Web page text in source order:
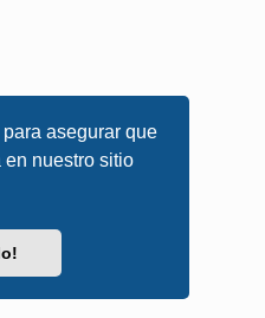
asegurar que
nuestro sitio